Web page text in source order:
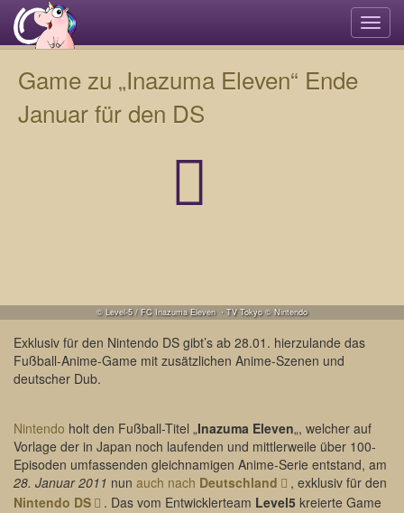
Game zu „Inazuma Eleven“ Ende
Januar für den DS
© Level-5 / FC Inazuma Eleven ・TV Tokyo © Nintendo
Exklusiv für den Nintendo DS gibt’s ab 28.01. hierzulande das
Fußball-Anime-Game mit zusätzlichen Anime-Szenen und
deutscher Dub.
Nintendo holt den Fußball-Titel „Inazuma Eleven„, welcher auf
Vorlage der in Japan noch laufenden und mittlerweile über 100-
Episoden umfassenden gleichnamigen Anime-Serie entstand, am
28. Januar 2011 nun auch nach Deutschland
, exklusiv für den
Nintendo DS
. Das vom Entwicklerteam Level5kreierte Game